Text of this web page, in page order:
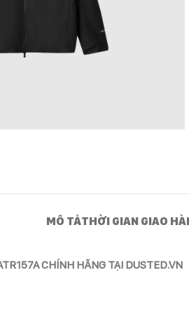
MÔ TẢTHỜI GIAN GIAO
CHÍNH HÃNG TẠI DUSTED.VN